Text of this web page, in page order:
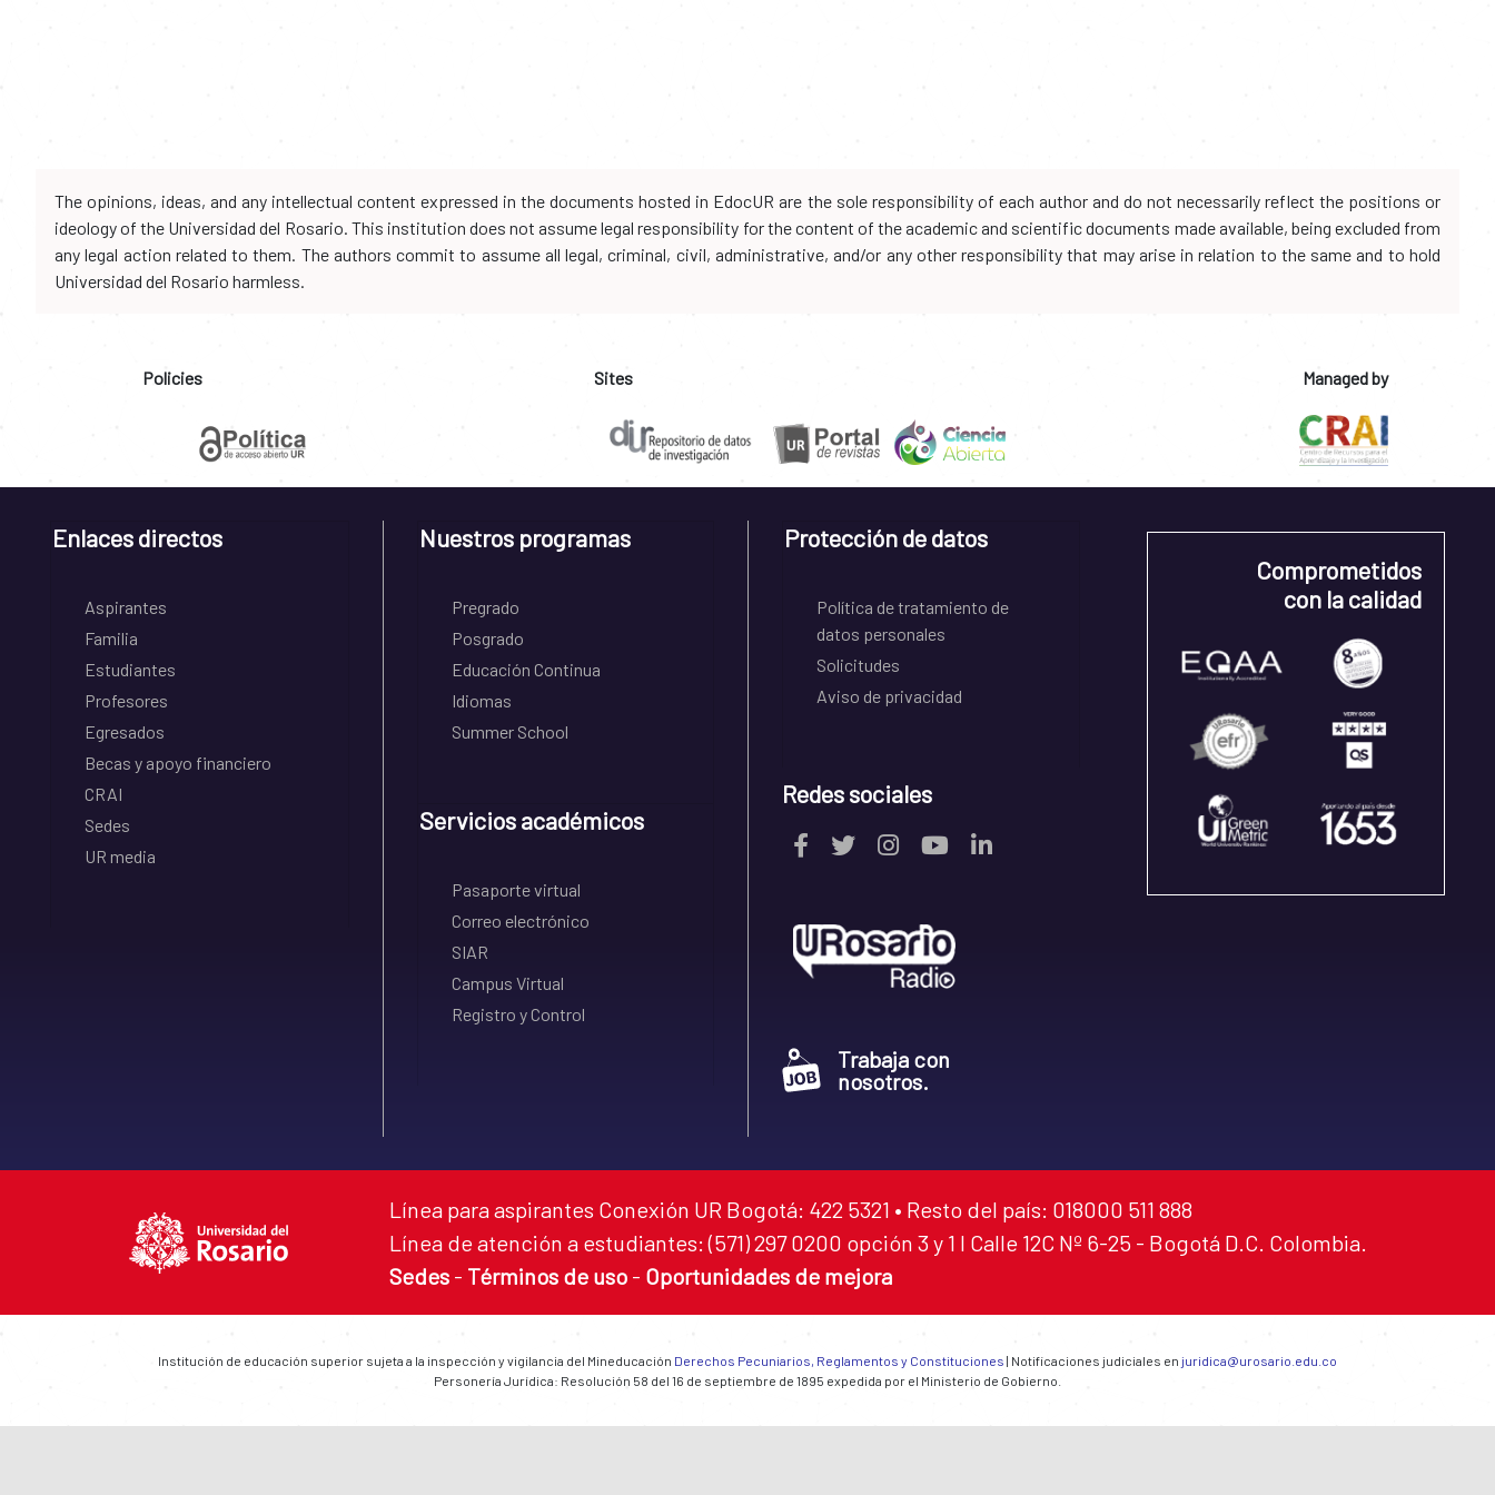
The opinions, ideas, and any intellectual content expressed in the documents hosted in EdocUR are the sole responsibility of each author and do not necessarily reflect the positions or
ideology of the Universidad del Rosario. This institution does not assume legal responsibility for the content of the academic and scientific documents made available, being excluded from
any legal action related to them. The authors commit to assume all legal, criminal, civil, administrative, and/or any other responsibility that may arise in relation to the same and to hold
Universidad del Rosario harmless.
Policies Sites Managed by
Enlaces directos
Aspirantes
Familia
Estudiantes
Profesores
Egresados
Becas y apoyo financiero
CRAI
Sedes
UR media
Nuestros programas
Pregrado
Posgrado
Educación Continua
Idiomas
Summer School
Servicios académicos
Pasaporte virtual
Correo electrónico
SIAR
Campus Virtual
Registro y Control
Protección de datos
Política de tratamiento de
datos personales
Solicitudes
Aviso de privacidad
Redes sociales
Trabaja con
nosotros.
Comprometidos
con la calidad
Línea para aspirantes Conexión UR Bogotá: 422 5321 • Resto del país: 018000 511 888
Línea de atención a estudiantes: (571) 297 0200 opción 3 y 1 I Calle 12C Nº 6-25 - Bogotá D.C. Colombia.
Sedes - Términos de uso - Oportunidades de mejora
Institución de educación superior sujeta a la inspección y vigilancia del Mineducación Derechos Pecuniarios, Reglamentos y Constituciones | Notificaciones judiciales en juridica@urosario.edu.co
Personería Jurídica: Resolución 58 del 16 de septiembre de 1895 expedida por el Ministerio de Gobierno.